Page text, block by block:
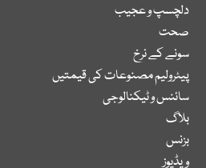
دلچسپ و عجیب
صحت
سونے کے نرخ
پیٹرولیم مصنوعات کی قیمتیں
سائنس و ٹیکنالوجی
بلاگ
بزنس
ویڈیوز